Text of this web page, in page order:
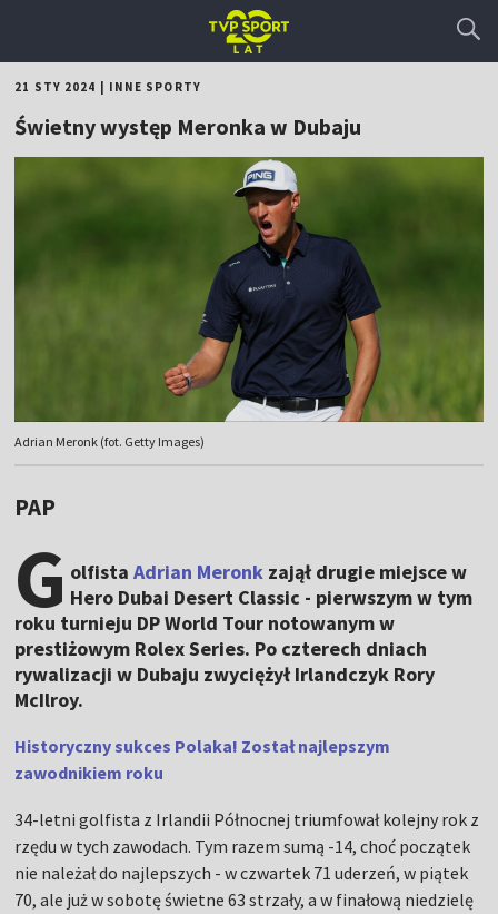
21 STY 2024 INNE SPORTY
Świetny występ Meronka w Dubaju
Adrian Meronk (fot. Getty Images)
PAP
G olfistaAdrian Meronk zajął drugie miejsce w
Hero Dubai Desert Classic - pierwszym w tym
roku turnieju DP World Tour notowanym w
prestiżowym Rolex Series. Po czterech dniach
rywalizacji w Dubaju zwyciężył Irlandczyk Rory
McIlroy.
Historyczny sukces Polaka! Został najlepszym
zawodnikiem roku
34-letni golfista z Irlandii Północnej triumfował kolejny rok z
rzędu w tych zawodach. Tym razem sumą -14, choć początek
nie należał do najlepszych - w czwartek 71 uderzeń, w piątek
70, ale już w sobotę świetne 63 strzały, a w finałową niedzielę